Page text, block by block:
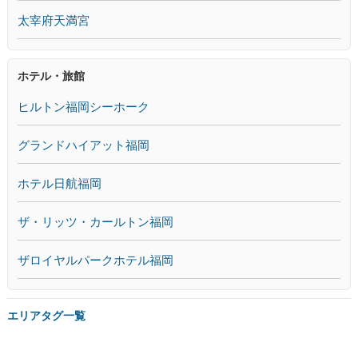
太宰府天満宮
ホテル・旅館
ヒルトン福岡シーホーク
グランドハイアット福岡
ホテル日航福岡
ザ・リッツ・カールトン福岡
ザロイヤルパークホテル福岡
エリアタグ一覧